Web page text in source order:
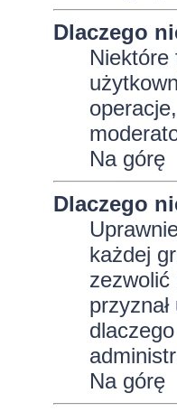
Dlaczego
Niektóre
Na górę
Dlaczego
każdej
zezwolić
Na górę